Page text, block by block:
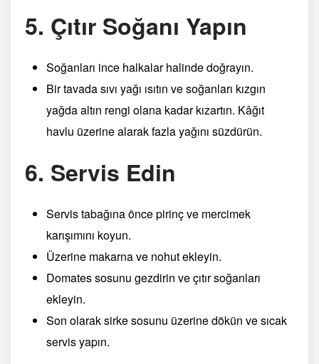
5. Çıtır Soğanı Yapın
Soğanları ince halkalar halinde doğrayın.
Bir tavada sıvı yağı ısıtın ve soğanları kızgın
yağda altın rengi olana kadar kızartın. Kâğıt
havlu üzerine alarak fazla yağını süzdürün.
6. Servis Edin
Servis tabağına önce pirinç ve mercimek
karışımını koyun.
Üzerine makarna ve nohut ekleyin.
Domates sosunu gezdirin ve çıtır soğanları
ekleyin.
Son olarak sirke sosunu üzerine dökün ve sıcak
servis yapın.